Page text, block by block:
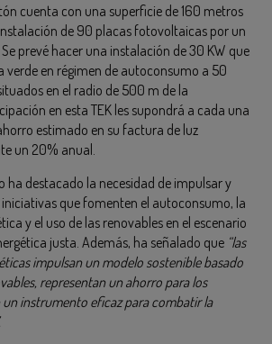
cuenta con una superficie de 160 metros
de 90 placas fotovoltaicas por un
prevé hacer una instalación de 30 KW que
verde en régimen de autoconsumo a 50
en el radio de 500 m de la
en esta TEK les supondrá a cada una
estimado en su factura de luz
un 20% anual.
ha destacado la necesidad de impulsar y
que fomenten el autoconsumo, la
y el uso de las renovables en el escenario
justa. Además, ha señalado que “las
impulsan un modelo sostenible basado
representan un ahorro para los
instrumento eficaz para combatir la